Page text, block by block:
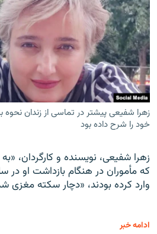
زهرا شفیعی پیشتر در تماسی از زندان
خود را شرح داده بود
زهرا شفیعی، نویسنده و کارگردان،
وارد کرده بودند، «دچار سکته مغزی
ادامه خبر